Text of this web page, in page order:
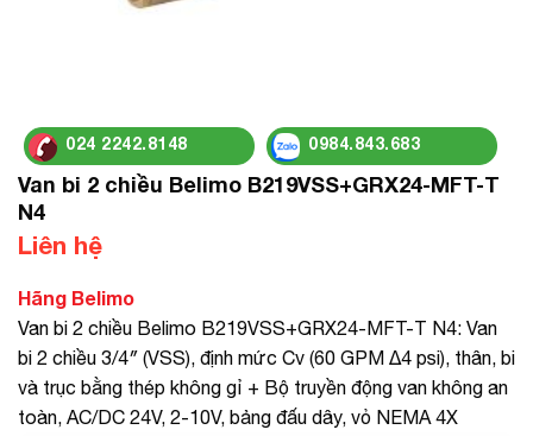
024 2242.8148 0984.843.683
Van bi 2 chiều Belimo B219VSS+GRX24-MFT-T
N4
Liên hệ
Hãng Belimo
Van bi 2 chiều Belimo B219VSS+GRX24-MFT-T N4: Van
bi 2 chiều 3/4″ (VSS), định mức Cv (60 GPM Δ4 psi), thân, bi
và trục bằng thép không gỉ + Bộ truyền động van không an
toàn, AC/DC 24V, 2-10V, bảng đấu dây, vỏ NEMA 4X